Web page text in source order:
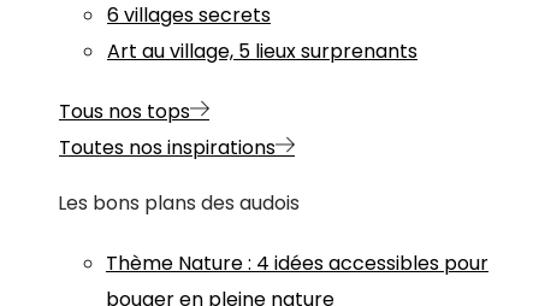
6 villages secrets
Art au village, 5 lieux surprenants
Tous nos tops
Toutes nos inspirations
Les bons plans des audois
Thème Nature: 4 idées accessibles pour
bouger en pleine nature